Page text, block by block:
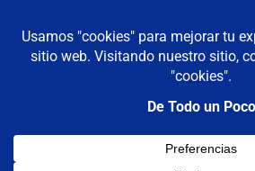
contenido
De todo un poco
Reflexiones,